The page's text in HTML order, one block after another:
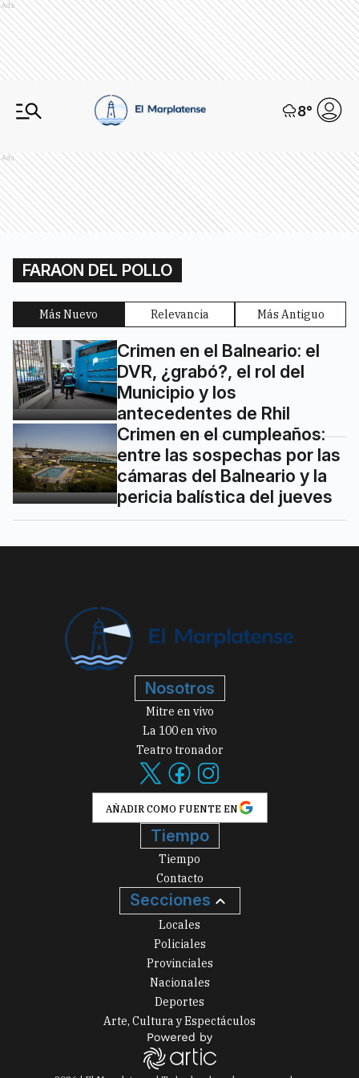
Ads
8°
Ads
FARAON DEL POLLO
Más Nuevo Relevancia Más Antiguo
Crimen en el Balneario: el
DVR, ¿grabó?, el rol del
Municipio y los
antecedentes de Rhil
Crimen en el cumpleaños:
entre las sospechas por las
cámaras del Balneario y la
pericia balística del jueves
Nosotros
Mitre en vivo
La 100 en vivo
Teatro tronador
AÑADIR COMO FUENTE EN
Tiempo
Tiempo
Contacto
Secciones
Locales
Policiales
Provinciales
Nacionales
Deportes
Arte, Cultura y Espectáculos